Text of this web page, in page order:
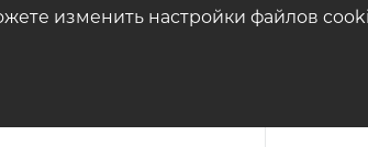
изменить настройки файлов